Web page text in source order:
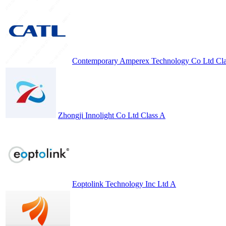
Contemporary Amperex Technology Co Ltd
Zhongji Innolight Co Ltd Class A
Eoptolink Technology Inc Ltd A